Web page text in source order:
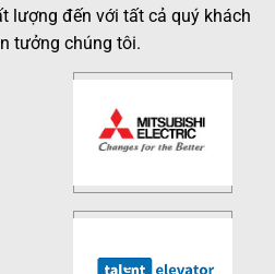
lượng đến với tất cả quý khách
tưởng chúng tôi.